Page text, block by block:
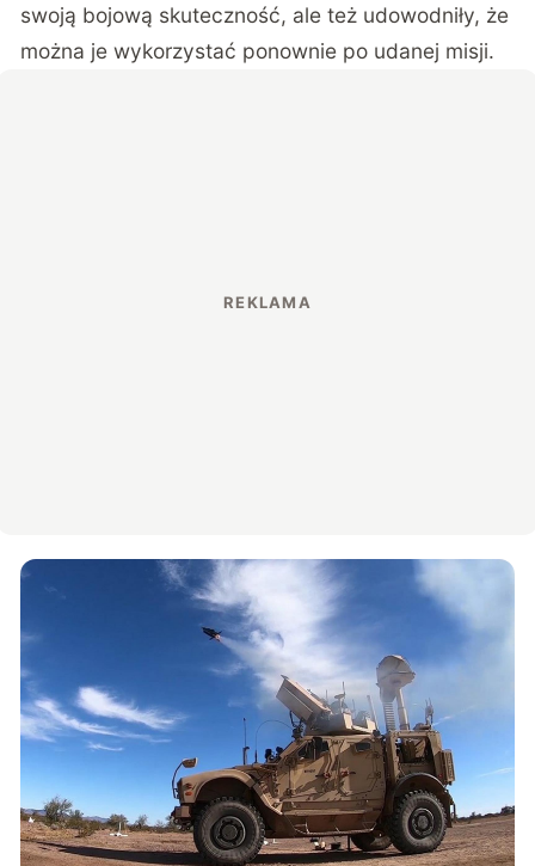
swoją bojową skuteczność, ale też udowodniły, że
można je wykorzystać ponownie po udanej misji.